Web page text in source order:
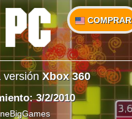
COMPRAR
versión Xbox 360
3/2/2010